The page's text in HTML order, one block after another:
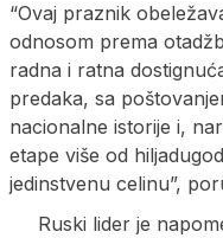
“Ovaj praznik
odnosom prema
radna i ratna
predaka, sa
nacionalne istorije i,
etape više od
jedinstvenu celinu”,
Ruski lider je